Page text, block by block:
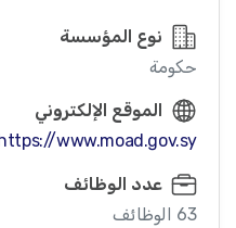
نوع المؤسسة
حكومة
الموقع الإلكتروني
www.moad.gov.sy
عدد الوظائف
63 الوظائف